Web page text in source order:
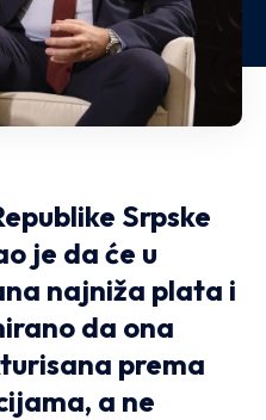
Srpske
je da će u
najniža plata i
da ona
prema
a ne